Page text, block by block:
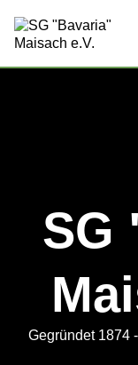
SG
Gegründet 1874